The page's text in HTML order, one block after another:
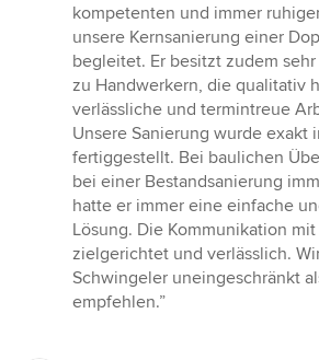
5
von
5
Sternen
kompetenten und immer
unsere Kernsanierung einer
begleitet. Er besitzt zudem
zu Handwerkern, die qualitativ
verlässliche und termintreue
Unsere Sanierung wurde exakt
fertiggestellt. Bei baulichen
bei einer Bestandsanierung
hatte er immer eine einfache
Lösung. Die Kommunikation
zielgerichtet und verlässlich.
Schwingeler uneingeschränkt
empfehlen.”